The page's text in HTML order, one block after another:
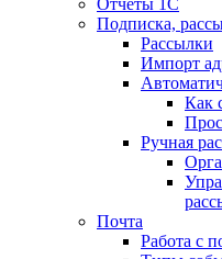
Отчеты 1С
Подписка,
Рассылки
Импорт
Как
Ручная
Почта
Работа с